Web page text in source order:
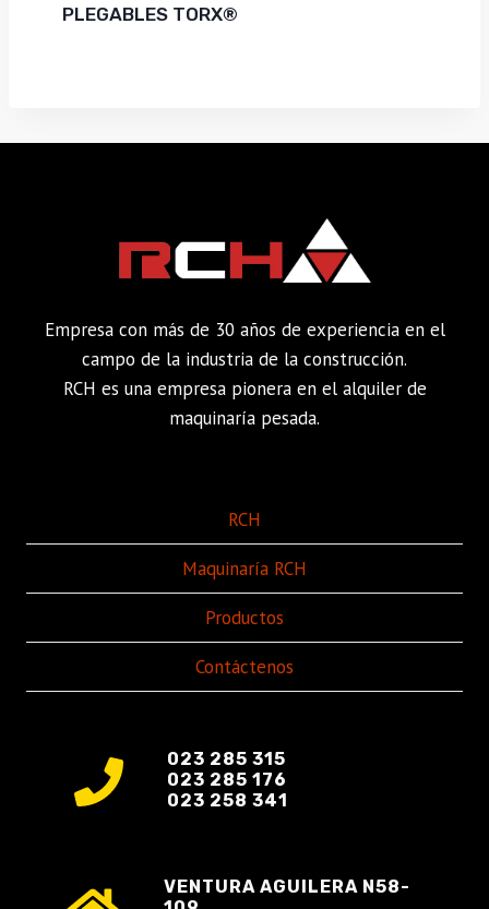
PLEGABLES TORX®
Empresa con más de 30 años de experiencia en el
campo de la industria de la construcción.
RCH es una empresa pionera en el alquiler de
maquinaría pesada.
RCH
Maquinaría RCH
Productos
Contáctenos
023 285 315
023 285 176
023 258 341
VENTURA AGUILERA N58-